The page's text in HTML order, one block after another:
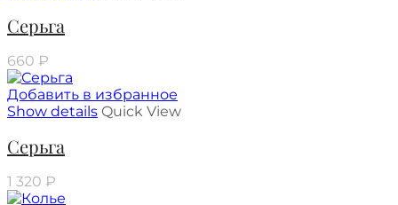
Серьга
660 ₽
Добавить в избранное
Show details Quick View
Серьга
1 320 ₽